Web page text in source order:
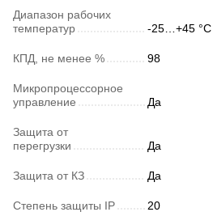
Диапазон рабочих
температур
-25…+45 °C
КПД, не менее % 98
Микропроцессорное
управление
Да
Защита от
перегрузки
Да
Защита от КЗ Да
Степень защиты IP 20